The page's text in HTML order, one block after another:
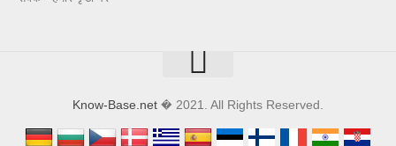
Know-Base.net � 2021. All Rights Reserved.